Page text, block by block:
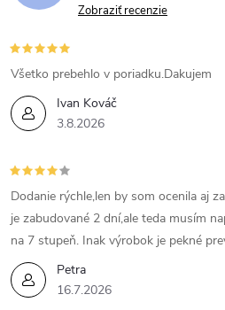
Zobraziť recenzie
Ivan Kováč
3.8.2026
Všetko prebehlo v poriadku.Dakujem
Petra
16.7.2026
Dodanie rýchle,len by som ocenila aj
je zabudované 2 dní,ale teda musím
na 7 stupeň. Inak výrobok je pekné